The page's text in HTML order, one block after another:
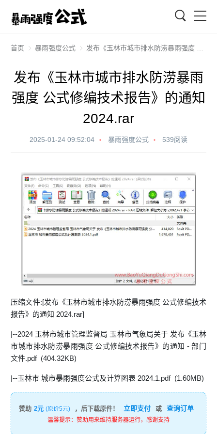
首页 暴雨强度公式 发布《玉林市城市排水防涝暴雨强度 公式修编技术报告》的通知 2024.rar
发布《玉林市城市排水防涝暴雨
强度 公式修编技术报告》的通知
2024.rar
2025-01-24 09:52:04 暴雨强度公式 539阅读
压缩文件:[发布《玉林市城市排水防涝暴雨强度 公式修编技术
报告》的通知 2024.rar]
|--2024 玉林市城市管理监督局 玉林市气象局关于 发布《玉林
市城市排水防涝暴雨强度 公式修编技术报告》的通知 - 部门
文件.pdf (404.32KB)
|--玉林市 城市暴雨强度公式及计算图表 2024.1.pdf (1.60MB)
赞助 2元 (原价5元) ，后下载原件！ 立即支付 或 查询订单
温馨提示：赞助用来维持服务器运行，感谢支持